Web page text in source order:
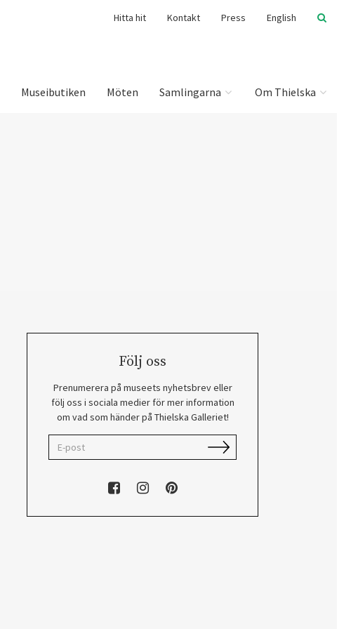
Hitta hit Kontakt Press English
Museibutiken Möten Samlingarna Om Thielska
Följ oss
Prenumerera på museets nyhetsbrev eller
följ oss i sociala medier för mer information
om vad som händer på Thielska Galleriet!